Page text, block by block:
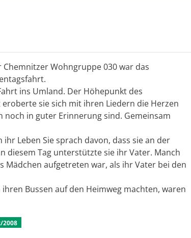
Wohngruppe 030 war das
ins Umland. Der Höhepunkt des
sie sich mit ihren Liedern die Herzen
noch in guter Erinnerung sind. Gemeinsam
Leben Sie sprach davon, dass sie an der
diesem Tag unterstützte sie ihr Vater. Manch
Mädchen aufgetreten war, als ihr Vater bei den
Bussen auf den Heimweg machten, waren
2008